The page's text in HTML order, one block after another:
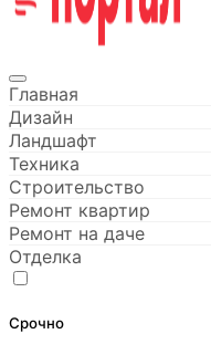
Строительный портал
Главная
Дизайн
Ландшафт
Техника
Строительство
Ремонт квартир
Ремонт на даче
Отделка
Срочно